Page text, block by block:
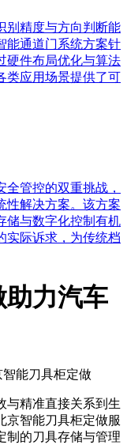
别精度与方向判断能
能通道门系统方案针
硬件布局优化与算法
类应用场景提供了可
管控的双重挑战，
性解决方案。该方案
储与数字化控制有机
实际诉求，为传统档
力汽车
能刀具柜定做
精准直接关系到生
京智能刀具柜定做服
制的刀具存储与管理